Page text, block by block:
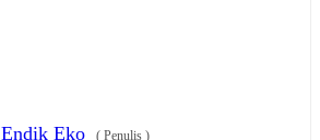
Endik Eko ( Penulis )